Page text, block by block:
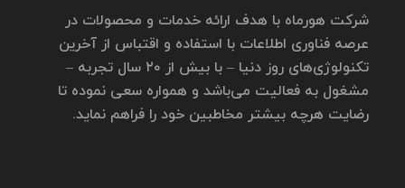
شرکت هورماه با هدف ارائه خدمات و محصولات در
عرصه فناوری اطلاعات با استفاده و اقتباس از آخرین
تکنولوژی‌های روز دنیا – با بیش از ۲۰ سال تجربه –
مشغول به فعالیت می‌باشد و همواره سعی نموده تا
رضایت هرچه بیشتر مخاطبین خود را فراهم نماید.